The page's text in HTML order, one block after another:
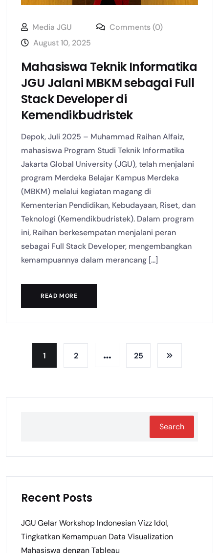
Media JGU
Comments (0)
August 10, 2025
Mahasiswa Teknik Informatika
JGU Jalani MBKM sebagai Full
Stack Developer di
Kemendikbudristek
Depok, Juli 2025 – Muhammad Raihan Alfaiz,
mahasiswa Program Studi Teknik Informatika
Jakarta Global University (JGU), telah menjalani
program Merdeka Belajar Kampus Merdeka
(MBKM) melalui kegiatan magang di
Kementerian Pendidikan, Kebudayaan, Riset, dan
Teknologi (Kemendikbudristek). Dalam program
ini, Raihan berkesempatan menjalani peran
sebagai Full Stack Developer, mengembangkan
kemampuannya dalam merancang [...]
READ MORE
1 2 … 25
Search
Recent Posts
JGU Gelar Workshop Indonesian Vizz Idol,
Tingkatkan Kemampuan Data Visualization
Mahasiswa dengan Tableau